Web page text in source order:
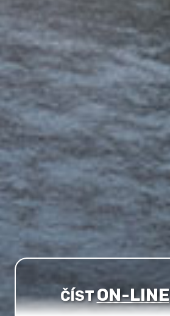
ČÍSTON-LINE